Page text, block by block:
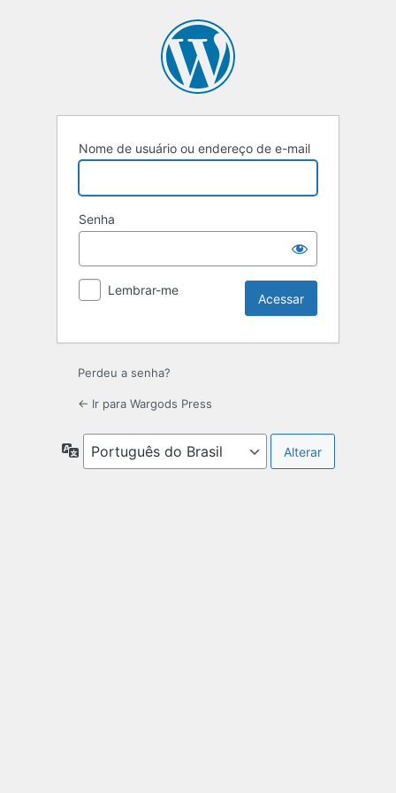
Nome de usuário ou endereço de e-mail
Senha
Lembrar-me
Perdeu a senha?
← Ir para Wargods Press
Idioma